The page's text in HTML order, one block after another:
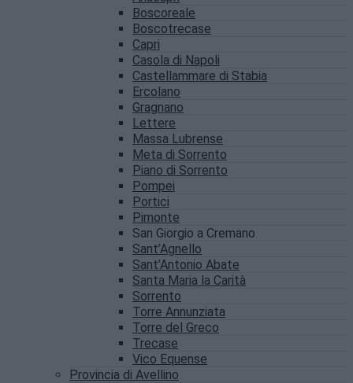
Boscoreale
Boscotrecase
Capri
Casola di Napoli
Castellammare di Stabia
Ercolano
Gragnano
Lettere
Massa Lubrense
Meta di Sorrento
Piano di Sorrento
Pompei
Portici
Pimonte
San Giorgio a Cremano
Sant’Agnello
Sant’Antonio Abate
Santa Maria la Carità
Sorrento
Torre Annunziata
Torre del Greco
Trecase
Vico Equense
Provincia di Avellino